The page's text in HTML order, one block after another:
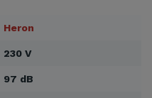
Heron
230 V
97 dB